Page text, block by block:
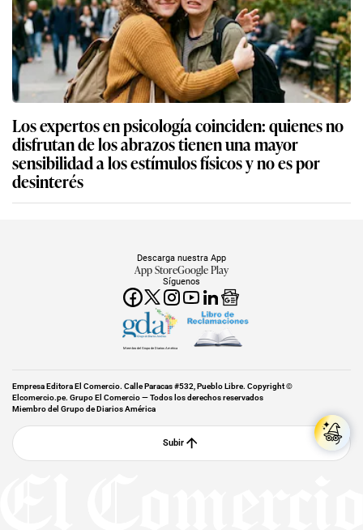
Los expertos en psicología coinciden: quienes no
disfrutan de los abrazos tienen una mayor
sensibilidad a los estímulos físicos y no es por
desinterés
Síguenos
Descarga nuestra App
App StoreGoogle Play
Miembro del Grupo de Diarios América
Empresa Editora El Comercio. Calle Paracas #532, Pueblo Libre. Copyright ©
Elcomercio.pe. Grupo El Comercio — Todos los derechos reservados
Miembro del Grupo de Diarios América
Subir